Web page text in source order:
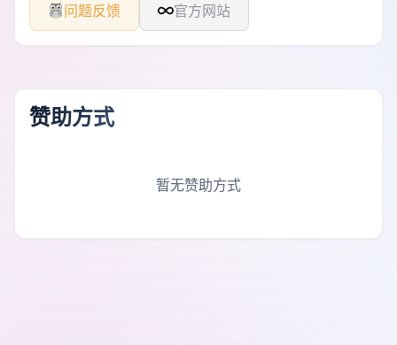
问题反馈 官方网站
赞助方式
暂无赞助方式